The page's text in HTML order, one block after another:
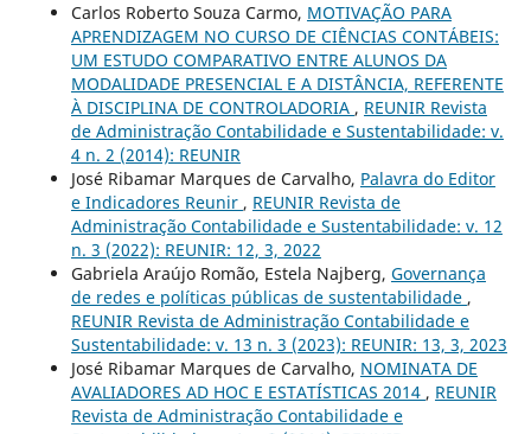
Carlos Roberto Souza Carmo, MOTIVAÇÃO PARA
APRENDIZAGEM NO CURSO DE CIÊNCIAS CONTÁBEIS:
UM ESTUDO COMPARATIVO ENTRE ALUNOS DA
MODALIDADE PRESENCIAL E A DISTÂNCIA, REFERENTE
À DISCIPLINA DE CONTROLADORIA , REUNIR Revista
de Administração Contabilidade e Sustentabilidade: v.
4 n. 2 (2014): REUNIR
José Ribamar Marques de Carvalho, Palavra do Editor
e Indicadores Reunir , REUNIR Revista de
Administração Contabilidade e Sustentabilidade: v. 12
n. 3 (2022): REUNIR: 12, 3, 2022
Gabriela Araújo Romão, Estela Najberg, Governança
de redes e políticas públicas de sustentabilidade ,
REUNIR Revista de Administração Contabilidade e
Sustentabilidade: v. 13 n. 3 (2023): REUNIR: 13, 3, 2023
José Ribamar Marques de Carvalho, NOMINATA DE
AVALIADORES AD HOC E ESTATÍSTICAS 2014 , REUNIR
Revista de Administração Contabilidade e